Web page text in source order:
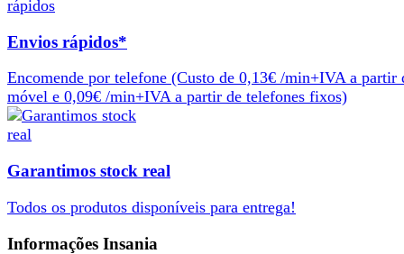
Envios rápidos*
Encomende por telefone (Custo de 0,13€ /min+IVA a partir
móvel e 0,09€ /min+IVA a partir de telefones fixos)
Garantimos stock real
Todos os produtos disponíveis para entrega!
Informações Insania